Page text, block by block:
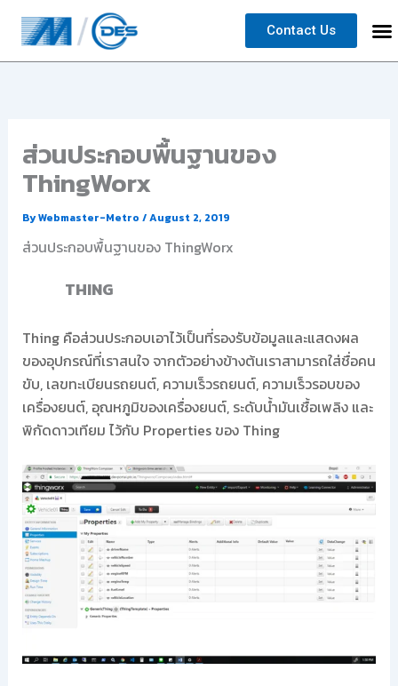
content
Contact Us
ส่วนประกอบพื้นฐานของ
ThingWorx
ByWebmaster-Metro /August 2, 2019
ส่วนประกอบพื้นฐานของ ThingWorx
THING
Thing คือส่วนประกอบเอาไว้เป็นที่รองรับข้อมูลและแสดงผล
ของอุปกรณ์ที่เราสนใจ จากตัวอย่างข้างต้นเราสามารถใส่ชื่อคน
ขับ, เลขทะเบียนรถยนต์, ความเร็วรถยนต์, ความเร็วรอบของ
เครื่องยนต์, อุณหภูมิของเครื่องยนต์, ระดับน้ำมันเชื้อเพลิง และ
พิกัดดาวเทียม ไว้กับ Properties ของ Thing